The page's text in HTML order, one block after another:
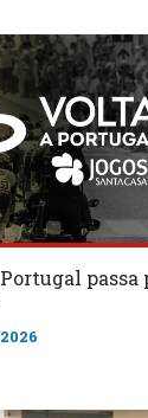
passa